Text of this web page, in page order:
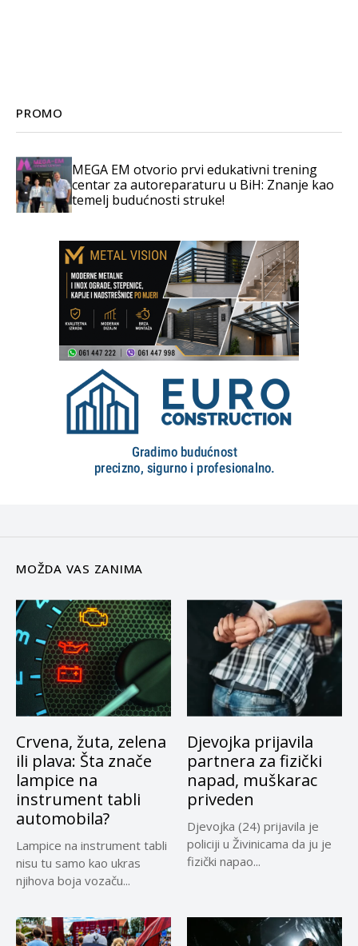
PROMO
MEGA EM otvorio prvi edukativni trening
centar za autoreparaturu u BiH: Znanje kao
temelj budućnosti struke!
MOŽDA VAS ZANIMA
Crvena, žuta, zelena
ili plava: Šta znače
lampice na
instrument tabli
automobila?
Lampice na instrument tabli
nisu tu samo kao ukras
njihova boja vozaču...
Djevojka prijavila
partnera za fizički
napad, muškarac
priveden
Djevojka (24) prijavila je
policiji u Živinicama da ju je
fizički napao...